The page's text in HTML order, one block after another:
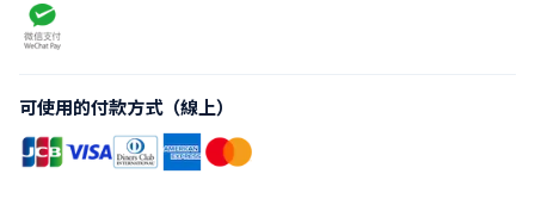
可使用的付款方式（線上）